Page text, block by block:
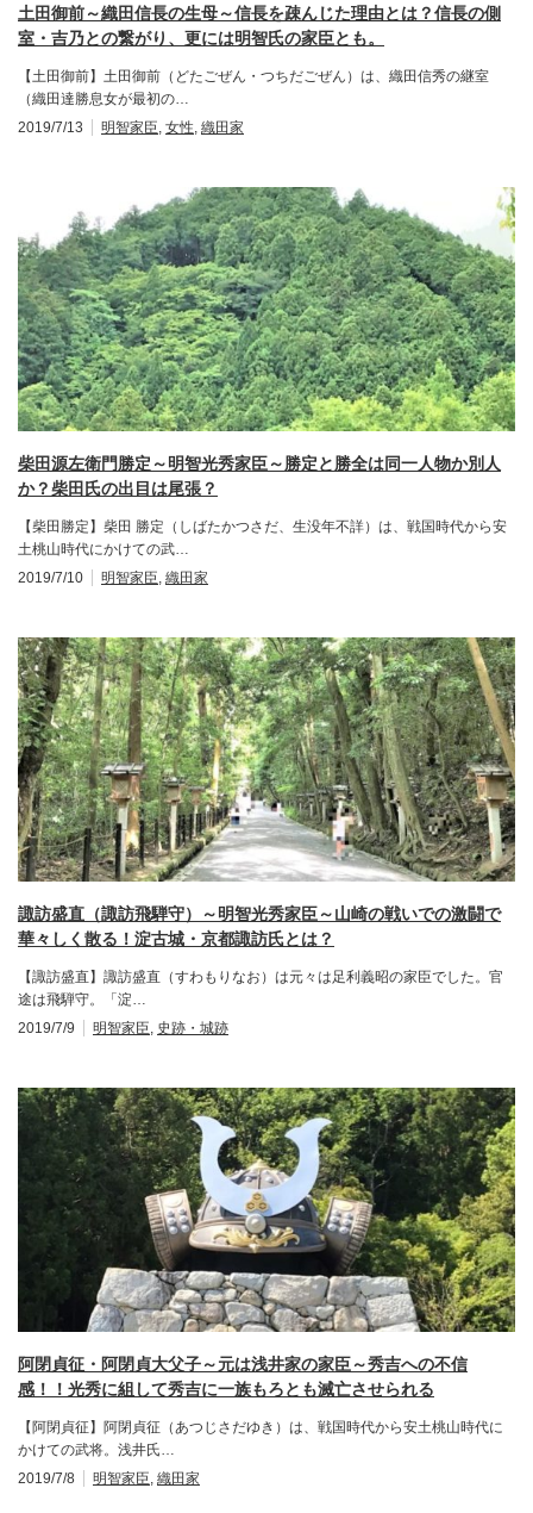
土田御前～織田信長の生母～信長を疎んじた理由とは？信長の側
室・吉乃との繋がり、更には明智氏の家臣とも。
【土田御前】土田御前（どたごぜん・つちだごぜん）は、織田信秀の継室
（織田達勝息女が最初の…
2019/7/13
明智家臣 女性 織田家
柴田源左衛門勝定～明智光秀家臣～勝定と勝全は同一人物か別人
か？柴田氏の出目は尾張？
【柴田勝定】柴田 勝定（しばたかつさだ、生没年不詳）は、戦国時代から安
土桃山時代にかけての武…
2019/7/10
明智家臣 織田家
諏訪盛直（諏訪飛騨守）～明智光秀家臣～山崎の戦いでの激闘で
華々しく散る！淀古城・京都諏訪氏とは？
【諏訪盛直】諏訪盛直（すわもりなお）は元々は足利義昭の家臣でした。官
途は飛騨守。「淀…
2019/7/9
明智家臣, 史跡・城跡
阿閉貞征・阿閉貞大父子～元は浅井家の家臣～秀吉への不信
感！！光秀に組して秀吉に一族もろとも滅亡させられる
【阿閉貞征】阿閉貞征（あつじさだゆき）は、戦国時代から安土桃山時代に
かけての武将。浅井氏…
2019/7/8
明智家臣, 織田家